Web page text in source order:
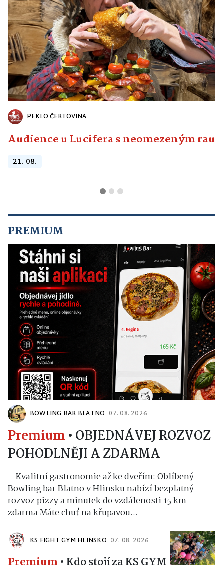
PEKLO ČERTOVINA
Audience u Lucifera s neomezeným
21. 08.
PREMIUM
BOWLING BAR BLATNO 07. 08. 2026
Premium • OBJEDNÁVEJ ROZVOZ
POHODLNĚJI A ZDARMA
Kvalitní gastronomie až ke dveřím: Oblíbený
Bowling bar Blatno v Hlinsku nabízí bezplatný
rozvoz pizzy a minutek do vzdálenosti 15 km
zdarma Máte chuť na křupavou...
KS FIGHT GYM HLINSKO 07. 08. 2026